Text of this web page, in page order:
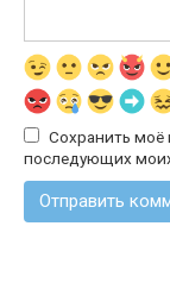
Сохранить моё
последующих